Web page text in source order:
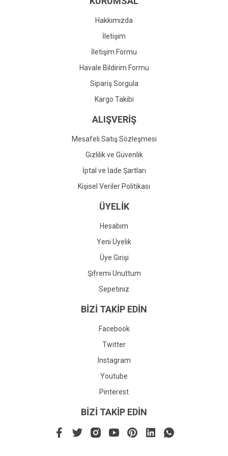
Gönder
Hakkımızda
İletişim
İletişim Formu
Havale Bildirim Formu
Sipariş Sorgula
Kargo Takibi
ALIŞVERİŞ
Mesafeli Satış Sözleşmesi
Gizlilik ve Güvenlik
İptal ve İade Şartları
Kişisel Veriler Politikası
ÜYELİK
Hesabım
Yeni Üyelik
Üye Girişi
Şifremi Unuttum
Sepetiniz
BİZİ TAKİP EDİN
Facebook
Twitter
Instagram
Youtube
Pinterest
BİZİ TAKİP EDİN